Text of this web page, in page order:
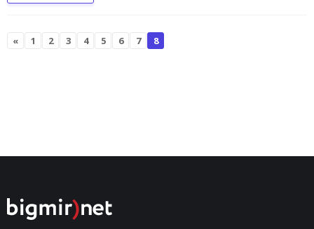
« 1 2 3 4 5 6 7 8